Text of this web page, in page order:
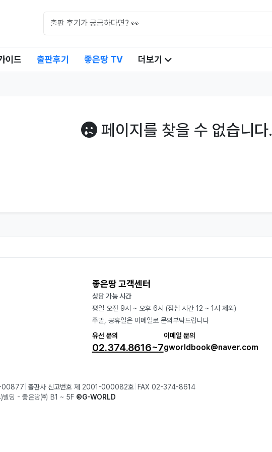
이드 출판후기 좋은땅 TV 더보기
페이지를 찾을 수 없습니다.
좋은땅 고객센터
상담 가능 시간
평일 오전 9시 ~ 오후 6시 (점심 시간 12 ~ 1시 제외)
주말, 공휴일은 이메일로 문의부탁드립니다
유선 문의
02.374.8616~7
이메일 문의
gworldbook@naver.com
00877 출판사 신고번호 제 2001-000082호
FAX 02-374-8614
)빌딩 - 좋은땅㈜ B1 ~ 5F ©G-WORLD